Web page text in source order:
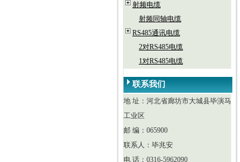
射频电缆
射频同轴电缆
RS485通讯电缆
2对RS485电缆
1对RS485电缆
联系我们
地 址：河北省廊坊市大城县毕演马
工业区
邮 编：065900
联系人：毕兆安
电 话：0316-5962090